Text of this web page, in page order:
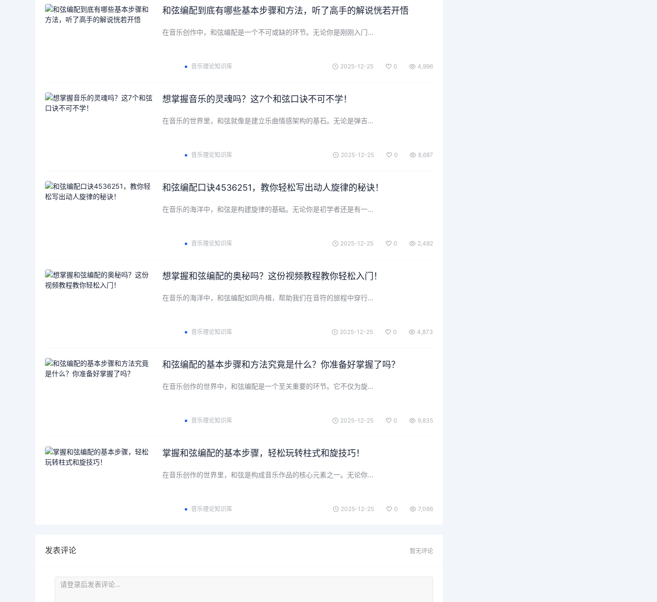
和弦编配到底有哪些基本步骤和方法，听了高手的解说恍若开悟
在音乐创作中，和弦编配是一个不可或缺的环节。无论你是刚刚入门…
音乐理论知识库 2025-12-25 0 4,996
想掌握音乐的灵魂吗？这7个和弦口诀不可不学！
在音乐的世界里，和弦就像是建立乐曲情感架构的基石。无论是弹吉…
音乐理论知识库 2025-12-25 0 8,687
和弦编配口诀4536251，教你轻松写出动人旋律的秘诀！
在音乐的海洋中，和弦是构建旋律的基础。无论你是初学者还是有一…
音乐理论知识库 2025-12-25 0 2,482
想掌握和弦编配的奥秘吗？这份视频教程教你轻松入门！
在音乐的海洋中，和弦编配如同舟楫，帮助我们在音符的旅程中穿行…
音乐理论知识库 2025-12-25 0 4,873
和弦编配的基本步骤和方法究竟是什么？你准备好掌握了吗？
在音乐创作的世界中，和弦编配是一个至关重要的环节。它不仅为旋…
音乐理论知识库 2025-12-25 0 9,835
掌握和弦编配的基本步骤，轻松玩转柱式和旋技巧！
在音乐创作的世界里，和弦是构成音乐作品的核心元素之一。无论你…
音乐理论知识库 2025-12-25 0 7,066
发表评论 暂无评论